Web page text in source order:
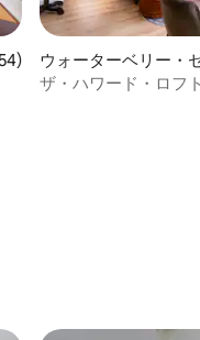
件、5つ星中4.96つ星
ウォーターベリー・
のマンション・アパー
ザ・ハワード・ロフト